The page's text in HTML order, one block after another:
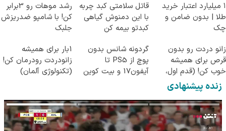
۱ میلیارد اعتبار خرید
طلا | بدون ضامن و
چک
قاتل سلامتی کبد چربه
با این دمنوش گیاهی
کبدتو بیمه کن
رشد موهات رو 3برابر
کن! با شامپو ضدریزش
جلبک
زانو دردت رو بدون
قرص برای همیشه
خوب کن! (قدم اول،
پرسش‌نامه)
گردونه شانس بدون
پوچ از PS5 تا
آیفون17 و بیت کوین
1بار برای همیشه
زانودردت رودرمان کن!
(تکنولوژی آلمان)
زنده پیشنهادی